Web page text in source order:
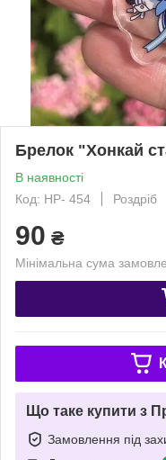
Брелок "Хонкай
В наявності
Код: HP- 454
Роздріб
90 ₴
Мінімальна сума
Що таке купити з
Замовлення під